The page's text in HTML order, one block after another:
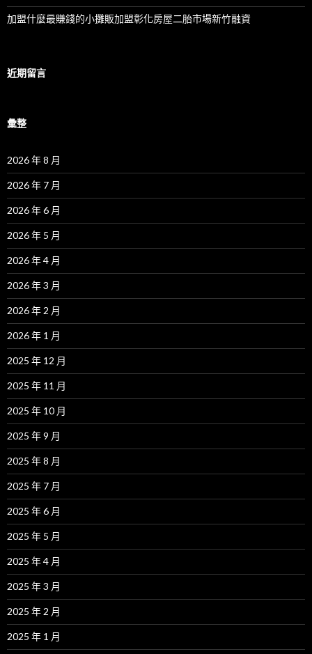
加盟什麼最賺錢的小攤販加盟彰化房屋二胎市場新竹融資
近期留言
彙整
2026 年 8 月
2026 年 7 月
2026 年 6 月
2026 年 5 月
2026 年 4 月
2026 年 3 月
2026 年 2 月
2026 年 1 月
2025 年 12 月
2025 年 11 月
2025 年 10 月
2025 年 9 月
2025 年 8 月
2025 年 7 月
2025 年 6 月
2025 年 5 月
2025 年 4 月
2025 年 3 月
2025 年 2 月
2025 年 1 月